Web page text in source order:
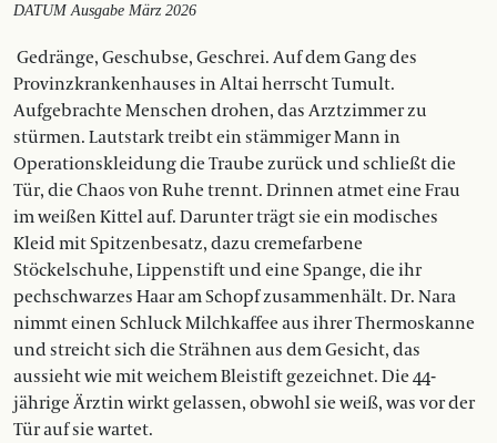
DATUM Ausgabe März 2026
Gedränge, Geschubse, Geschrei. Auf dem Gang des
Provinzkrankenhauses in Altai herrscht Tumult.
Aufgebrachte Menschen drohen, das Arztzimmer zu
stürmen. Lautstark treibt ein stämmiger Mann in
Operationskleidung die Traube zurück und schließt die
Tür, die Chaos von Ruhe trennt. Drinnen atmet eine Frau
im weißen Kittel auf. Darunter trägt sie ein modisches
Kleid mit Spitzenbesatz, dazu cremefarbene
Stöckelschuhe, Lippenstift und eine Spange, die ihr
pechschwarzes Haar am Schopf zusammenhält. Dr. Nara
nimmt einen Schluck Milchkaffee aus ihrer Thermoskanne
und streicht sich die Strähnen aus dem Gesicht, das
aussieht wie mit weichem Bleistift gezeichnet. Die 44-
jährige Ärztin wirkt gelassen, obwohl sie weiß, was vor der
Tür auf sie wartet.